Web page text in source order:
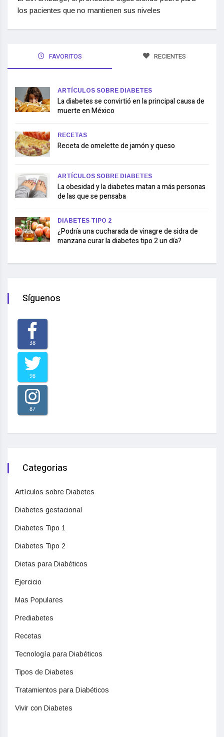
los pacientes que no mantienen sus niveles
FAVORITOS RECIENTES
ARTÍCULOS SOBRE DIABETES
La diabetes se convirtió en la principal causa de
muerte en México
RECETAS
Receta de omelette de jamón y queso
ARTÍCULOS SOBRE DIABETES
La obesidad y la diabetes matan a más personas
de las que se pensaba
DIABETES TIPO 2
¿Podría una cucharada de vinagre de sidra de
manzana curar la diabetes tipo 2 un día?
Síguenos
38
98
87
Categorias
Artículos sobre Diabetes
Diabetes gestacional
Diabetes Tipo 1
Diabetes Tipo 2
Dietas para Diabéticos
Ejercicio
Mas Populares
Prediabetes
Recetas
Tecnología para Diabéticos
Tipos de Diabetes
Tratamientos para Diabéticos
Vivir con Diabetes